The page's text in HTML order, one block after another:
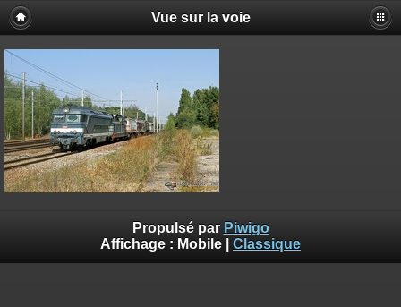
Vue sur la voie
Propulsé par Piwigo
Affichage : Mobile Classique